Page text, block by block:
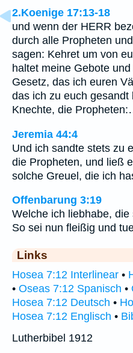
2.Koenige 17:13-18
und wenn der HERR
durch alle Propheten
sagen: Kehret um von
haltet meine Gebote
Gesetz, das ich euren
das ich zu euch gesandt
Knechte, die
Jeremia 44:4
Und ich sandte stets zu
die Propheten, und ließ
solche Greuel, die ich
Offenbarung 3:19
Welche ich liebhabe,
So sei nun fleißig und
Links
Hosea 7:12 Interlinear •
• Oseas 7:12 Spanisch •
Hosea 7:12 Deutsch •
Hosea 7:12 Englisch •
Lutherbibel 1912